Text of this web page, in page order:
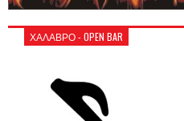
ΧΑΛΑΒΡΟ - OPEN BAR